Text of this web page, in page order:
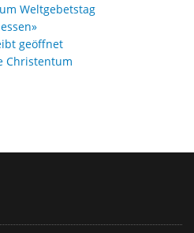
Weltgebetstag
geöffnet
Christentum